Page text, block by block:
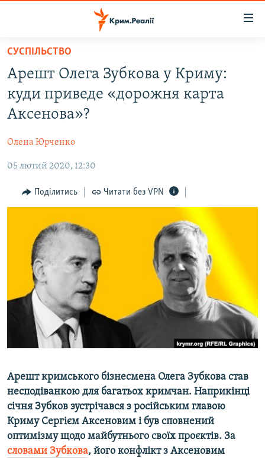
Перейти
основного
матеріалу
Перейти
до
основної
Перейти
пошуку
ВОДА.КРИМ
ВІДЕО ТА ФОТО
БЛОГИ
ПОГЛЯД
ІНТЕРВ'Ю
СПЕЦПРОЕКТИ
ДЕПОРТАЦІЯ
ВІДЕОУРОКИ «ELIFBE»
СВІДЧЕННЯ ОКУПАЦІЇ
УКРАЇНСЬКА ПРОБЛЕМА КРИМУ
ІНФОГРАФІКА
ЯК ОБІЙТИ БЛОКУВАННЯ
Русский
Qırımtatar
ДОЛУЧАЙСЯ!
Усі сайти RFE/RL
СУСПІЛЬСТВО
Арешт Олега Зубкова у Криму:
куди приведе «дорожня карта
Аксенова»?
Олена Юрченко
05 лютий 2020, 12:30
Поділитись Читати без VPN
Арешт кримського бізнесмена Олега Зубкова став
несподіванкою для багатьох кримчан. Наприкінці
січня Зубков зустрічався з російським главою
Криму Сергієм Аксеновим і був сповнений
оптимізму щодо майбутнього своїх проєктів. За
словами Зубкова, його конфлікт з Аксеновим